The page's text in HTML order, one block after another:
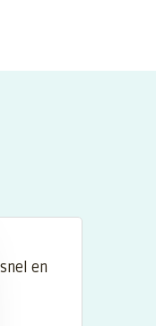
kan leiden
en